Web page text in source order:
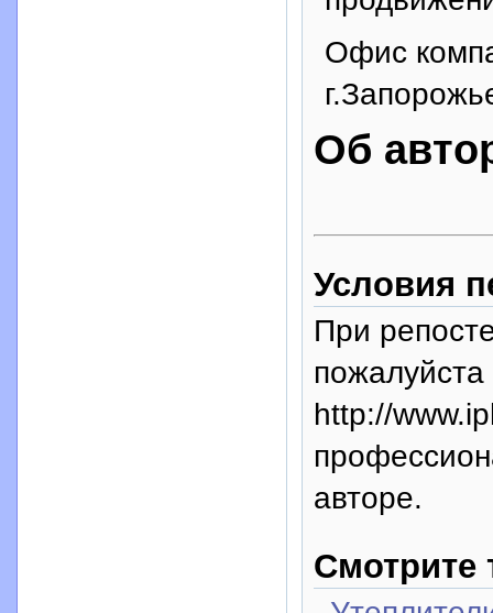
Офис
Об
Условия
При
пожалуйста
http://
авторе.
Смотрите